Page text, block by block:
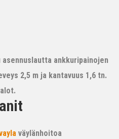
ankkuripainojen
2,5 m ja kantavuus 1,6 tn.
väylänhoitoa